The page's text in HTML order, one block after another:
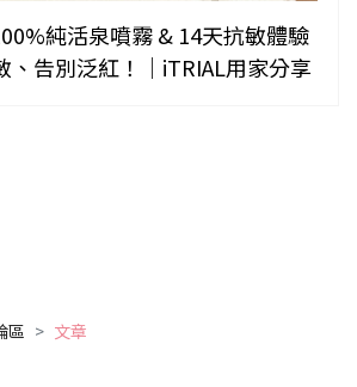
純活泉噴霧 & 14天抗敏體驗
、告別泛紅！｜iTRIAL用家分享
區 文章